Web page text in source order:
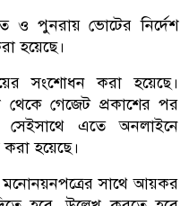
ও পুনরায় ভোটের নির্দেশ
হয়েছে।
সংশোধন করা হয়েছে।
থেকে গেজেট প্রকাশের পর
এতে অনলাইনে
হয়েছে।
মনোনয়নপত্রের সাথে আয়কর